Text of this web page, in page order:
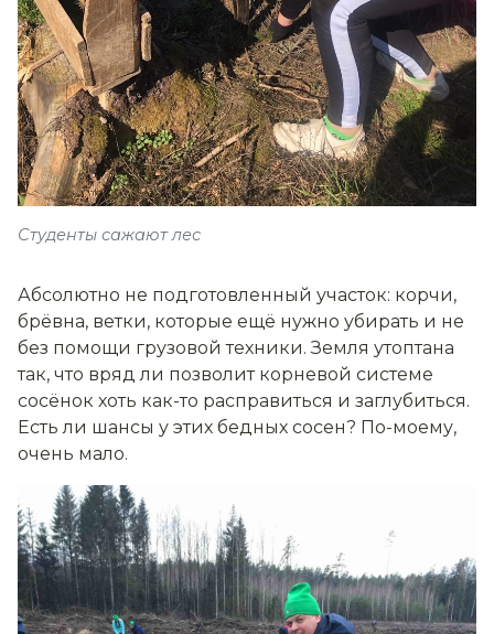
Студенты сажают лес
Абсолютно не подготовленный участок: корчи,
брёвна, ветки, которые ещё нужно убирать и не
без помощи грузовой техники. Земля утоптана
так, что вряд ли позволит корневой системе
сосёнок хоть как-то расправиться и заглубиться.
Есть ли шансы у этих бедных сосен? По-моему,
очень мало.